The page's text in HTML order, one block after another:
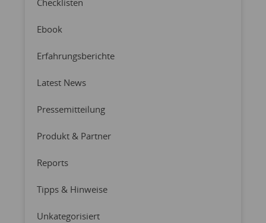
Checklisten
Ebook
Erfahrungsberichte
Latest News
Pressemitteilung
Produkt & Partner
Reports
Tipps & Hinweise
Unkategorisiert